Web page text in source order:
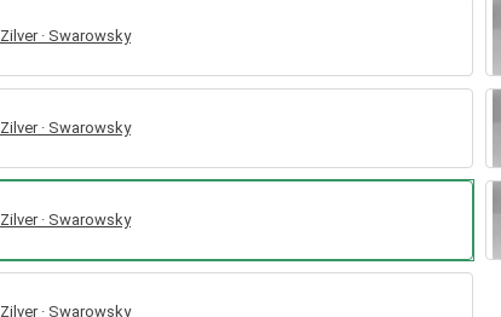
Zilver · Swarowsky
Zilver · Swarowsky
Zilver · Swarowsky
Zilver · Swarowsky